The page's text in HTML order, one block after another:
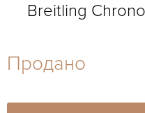
27-44
27-44
Breitling
Продано